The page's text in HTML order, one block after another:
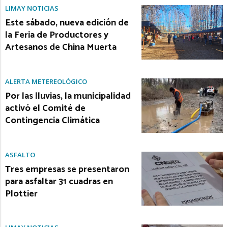
LIMAY NOTICIAS
Este sábado, nueva edición de
la Feria de Productores y
Artesanos de China Muerta
ALERTA METEREOLÓGICO
Por las lluvias, la municipalidad
activó el Comité de
Contingencia Climática
ASFALTO
Tres empresas se presentaron
para asfaltar 31 cuadras en
Plottier